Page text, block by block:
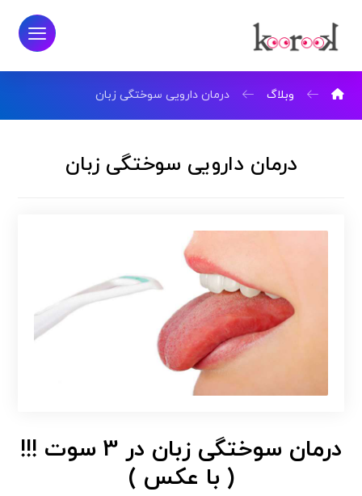
وبلاگ درمان دارویی سوختگی زبان
درمان دارویی سوختگی زبان
درمان سوختگی زبان در 3 سوت !!!
( با عکس )